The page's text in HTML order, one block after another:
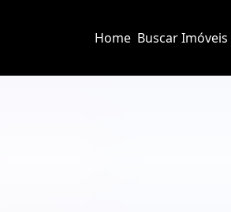
Home Buscar Imóveis